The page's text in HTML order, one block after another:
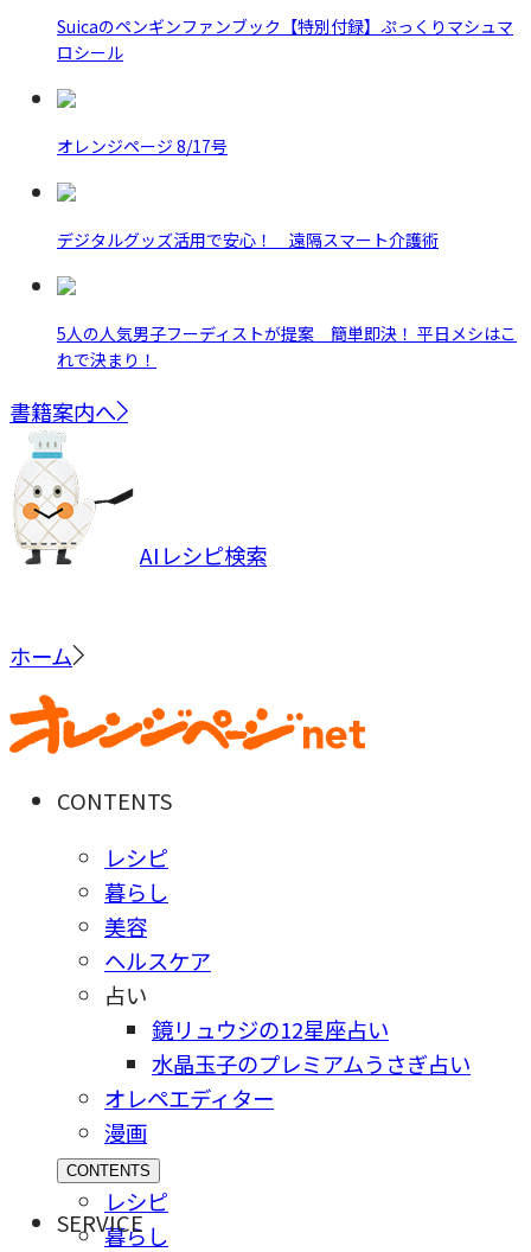
Suicaのペンギンファンブック【特別付録】ぷっくりマシュマ
ロシール
オレンジページ 8/17号
デジタルグッズ活用で安心！ 遠隔スマート介護術
5人の人気男子フーディストが提案 簡単即決！ 平日メシはこ
れで決まり！
書籍案内へ
AIレシピ検索
ホーム
CONTENTS
レシピ
暮らし
美容
ヘルスケア
占い
鏡リュウジの12星座占い
水晶玉子のプレミアムうさぎ占い
オレペエディター
漫画
CONTENTS
レシピ
暮らし
SERVICE